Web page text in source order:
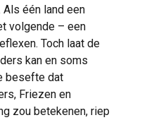
één land een
volgende – een
Toch laat de
kan en soms
besefte dat
Friezen en
zou betekenen, riep